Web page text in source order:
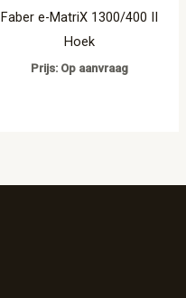
Faber e-MatriX 1300/400 II
Hoek
Prijs: Op aanvraag